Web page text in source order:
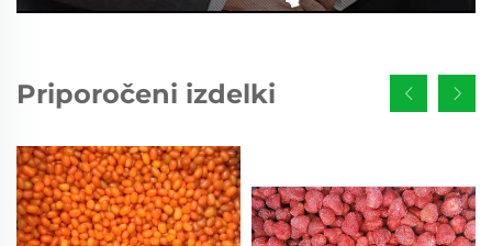
Priporočeni izdelki